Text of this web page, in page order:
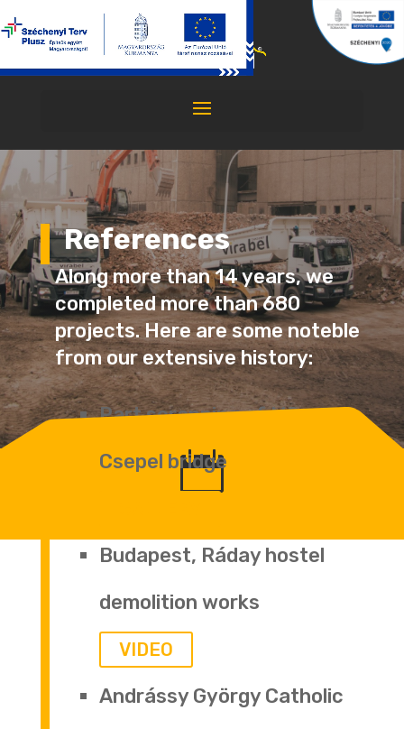
References
Along more than 14 years, we
completed more than 680
projects. Here are some noteble
from our extensive history:
5 2020
Part scrapping of M0
Csepel bridge
Budapest, Ráday hostel
demolition works
VIDEO
Andrássy György Catholic